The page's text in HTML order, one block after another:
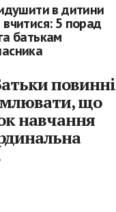
в дитини
5 порад
батькам
повинні
що
навчання